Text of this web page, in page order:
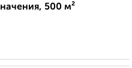
500 м²